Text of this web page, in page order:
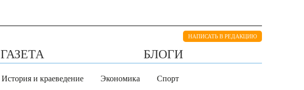
НАПИСАТЬ В РЕДАКЦИЮ
ГАЗЕТА БЛОГИ
История и краеведение Экономика Спорт